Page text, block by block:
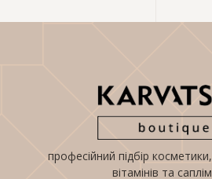
професійний підбір
вітамінів та